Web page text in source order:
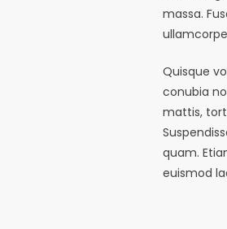
massa.
Quisque
conubia
mattis,
quam.
euismod